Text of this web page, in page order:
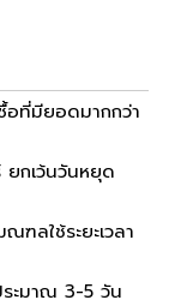
อที่มียอดมากกว่า
กเว้นวันหยุด
ฑลใช้ระยะเวลา
ระมาณ 3-5 วัน